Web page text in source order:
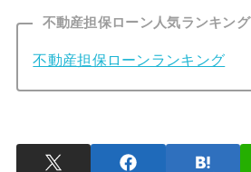
不動産担保ローン人気ランキング
不動産担保ローンランキング